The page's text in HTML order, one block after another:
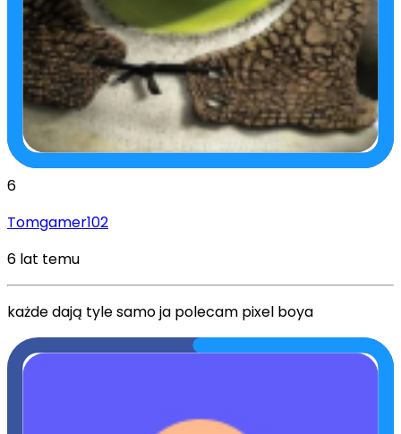
6
Tomgamer102
6 lat temu
każde dają tyle samo ja polecam pixel boya